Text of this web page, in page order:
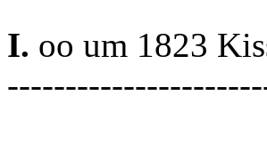
I. oo um 1823